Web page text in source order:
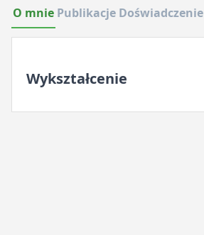
O mnie Publikacje Doświadczenie
Wykształcenie